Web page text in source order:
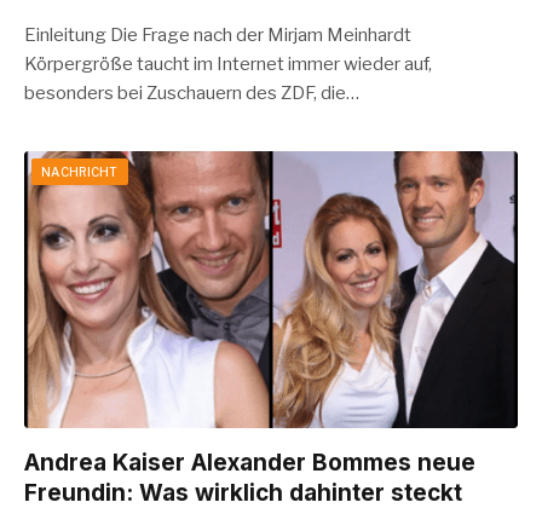
Einleitung Die Frage nach der Mirjam Meinhardt
Körpergröße taucht im Internet immer wieder auf,
besonders bei Zuschauern des ZDF, die…
NACHRICHT
Andrea Kaiser Alexander Bommes neue
Freundin: Was wirklich dahinter steckt